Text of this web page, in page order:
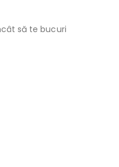
să te bucuri